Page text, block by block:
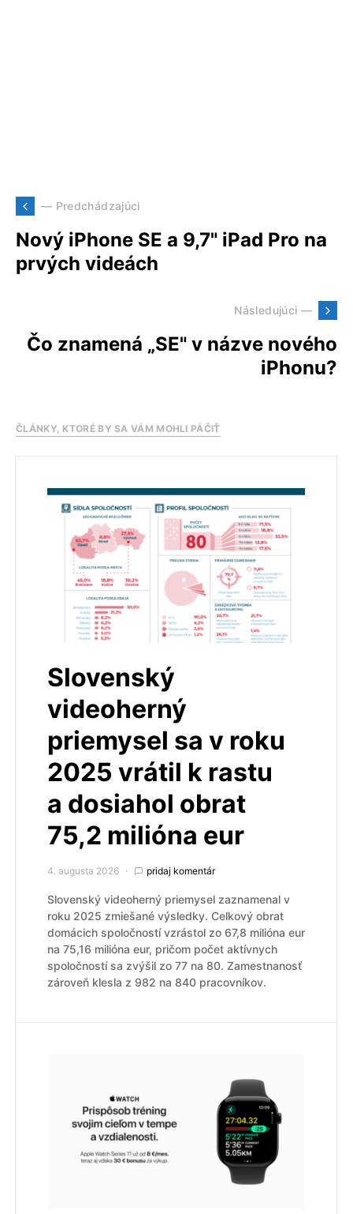
— Predchádzajúci
Nový iPhone SE a 9,7" iPad Pro na
prvých videách
Následujúci —
Čo znamená „SE" v názve nového
iPhonu?
ČLÁNKY, KTORÉ BY SA VÁM MOHLI PÁČIŤ
Slovenský
videoherný
priemysel sa v roku
2025 vrátil k rastu
a dosiahol obrat
75,2 milióna eur
4. augusta 2026 pridaj komentár
Slovenský videoherný priemysel zaznamenal v
roku 2025 zmiešané výsledky. Celkový obrat
domácich spoločností vzrástol zo 67,8 milióna eur
na 75,16 milióna eur, pričom počet aktívnych
spoločností sa zvýšil zo 77 na 80. Zamestnanosť
zároveň klesla z 982 na 840 pracovníkov.